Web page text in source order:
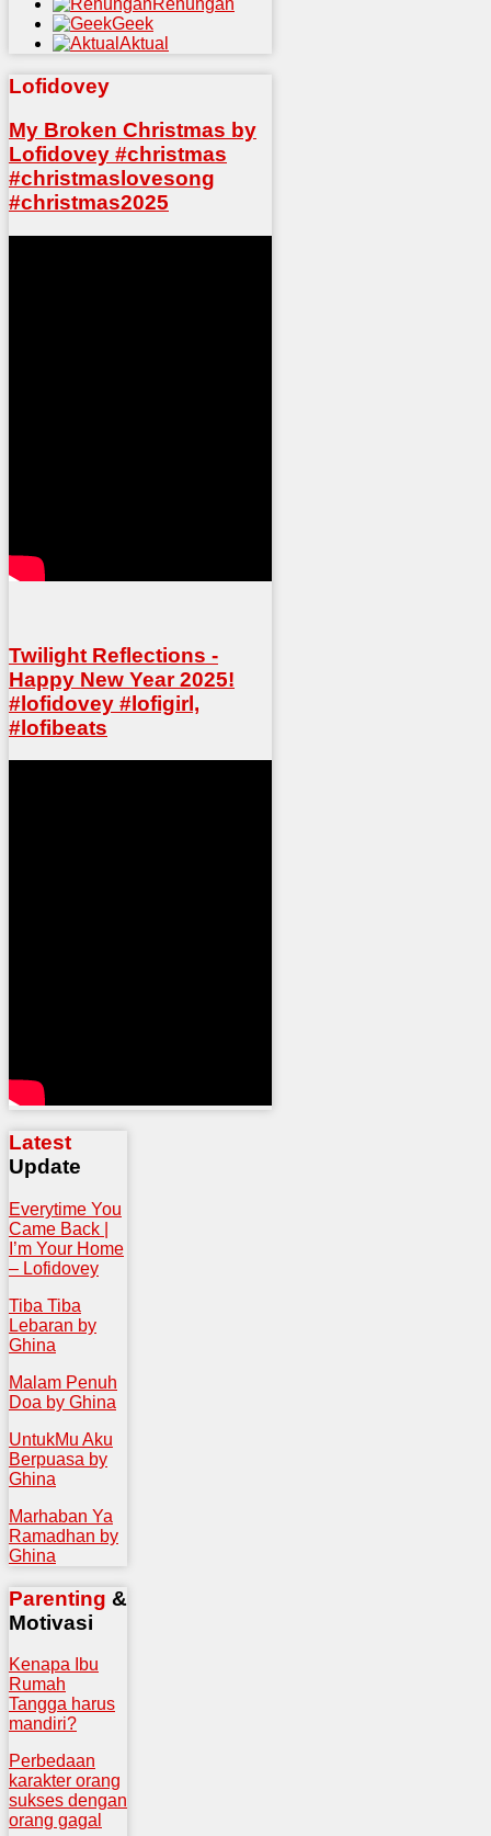
Geek
Aktual
Lofidovey
My Broken Christmas by
Lofidovey #christmas
#christmaslovesong
#christmas2025
Twilight Reflections -
Happy New Year 2025!
#lofidovey #lofigirl,
#lofibeats
Latest
Update
Everytime You
Came Back |
I’m Your Home
– Lofidovey
Tiba Tiba
Lebaran by
Ghina
Malam Penuh
Doa by Ghina
UntukMu Aku
Berpuasa by
Ghina
Marhaban Ya
Ramadhan by
Ghina
Parenting &
Motivasi
Kenapa Ibu
Rumah
Tangga harus
mandiri?
Perbedaan
karakter orang
sukses dengan
orang gagal